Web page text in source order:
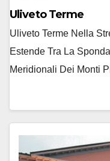
Uliveto Terme
Uliveto Terme Nella
Estende Tra La
Meridionali Dei Monti